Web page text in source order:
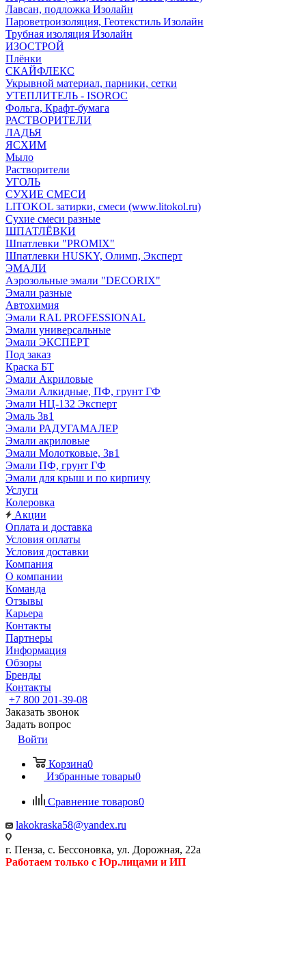
Лавсан, подложка Изолайн
Пароветроизоляция, Геотекстиль Изолайн
Трубная изоляция Изолайн
ИЗОСТРОЙ
Плёнки
СКАЙФЛЕКС
Укрывной материал, парники, сетки
УТЕПЛИТЕЛЬ - ISOROC
Фольга, Крафт-бумага
РАСТВОРИТЕЛИ
ЛАДЬЯ
ЯСХИМ
Мыло
Растворители
УГОЛЬ
СУХИЕ СМЕСИ
LITOKOL затирки, смеси (www.litokol.ru)
Сухие смеси разные
ШПАТЛЁВКИ
Шпатлевки "PROMIX"
Шпатлевки HUSKY, Олимп, Эксперт
ЭМАЛИ
Аэрозольные эмали "DECORIX"
Эмали разные
Автохимия
Эмали RAL PROFESSIONAL
Эмали универсальные
Эмали ЭКСПЕРТ
Под заказ
Краска БТ
Эмали Акриловые
Эмали Алкидные, ПФ, грунт ГФ
Эмали НЦ-132 Эксперт
Эмаль 3в1
Эмали РАДУГАМАЛЕР
Эмали акриловые
Эмали Молотковые, 3в1
Эмали ПФ, грунт ГФ
Эмали для крыш и по кирпичу
Услуги
Колеровка
Акции
Оплата и доставка
Условия оплаты
Условия доставки
Компания
О компании
Команда
Отзывы
Карьера
Контакты
Партнеры
Информация
Обзоры
Бренды
Контакты
+7 800 201-39-08
Заказать звонок
Задать вопрос
Войти
Корзина0
Избранные товары0
Сравнение товаров0
lakokraska58@yandex.ru
г. Пенза, с. Бессоновка, ул. Дорожная, 22а
Работаем только с Юр.лицами и ИП